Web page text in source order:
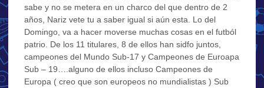
sabe y no se metera en un charco del que dentro de 2
años, Nariz vete tu a saber igual si aún esta. Lo del
Domingo, va a hacer moverse muchas cosas en el futból
patrio. De los 11 titulares, 8 de ellos han sidfo juntos,
campeones del Mundo Sub-17 y Campeones de Euroapa
Sub – 19….alguno de ellos incluso Campeones de
Europa ( creo que son europeos no mundialistas ) Sub